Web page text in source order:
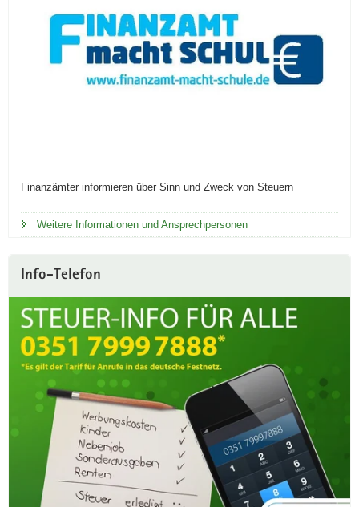
Finanzämter informieren über Sinn und Zweck von Steuern
Weitere Informationen und Ansprechpersonen
Info-Telefon